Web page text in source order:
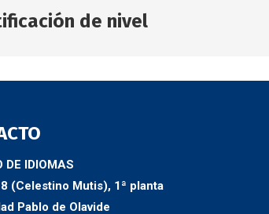
de nivel
DE IDIOMAS
(Celestino Mutis), 1ª planta
Pablo de Olavide